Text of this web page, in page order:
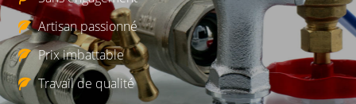
Artisan passionné
Prix imbattable
Travail de qualité